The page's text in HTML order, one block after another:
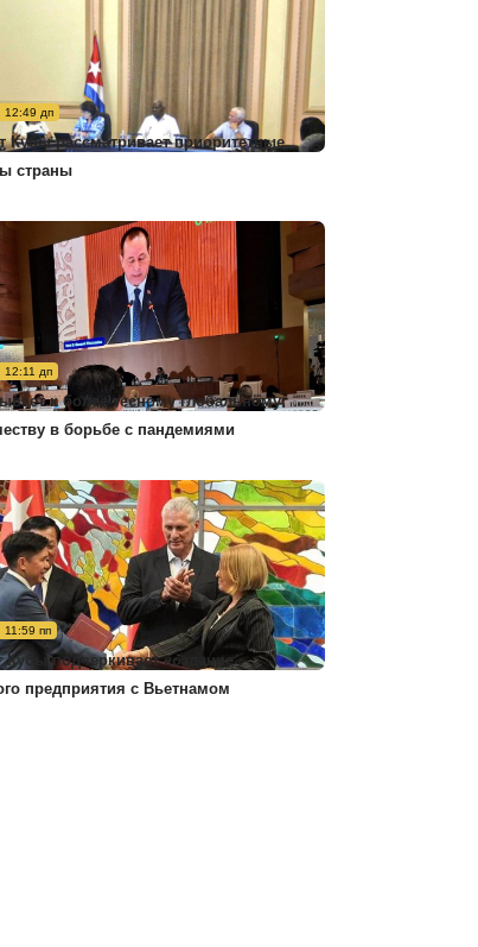
12:49 дп
Кубы рассматривает приоритетные
страны
12:11 дп
к более тесному глобальному
в борьбе с пандемиями
11:59 пп
Кубы подчеркивает создание
предприятия с Вьетнамом